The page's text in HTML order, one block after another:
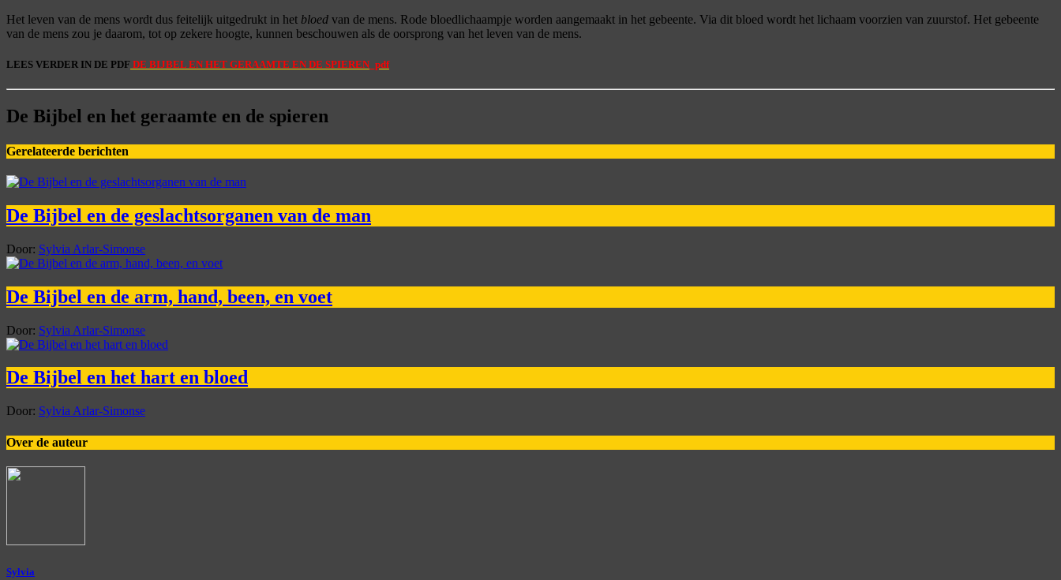
Het leven van de mens wordt dus feitelijk uitgedrukt in het bloed van de mens. Rode bloedlichaampje worden aangemaakt in het gebeente. Via dit bloed wordt het lichaam voorzien van zuurstof. Het gebeente
van de mens zou je daarom, tot op zekere hoogte, kunnen beschouwen als de oorsprong van het leven van de mens.
LEES VERDER IN DE PDF DE BIJBEL EN HET GERAAMTE EN DE SPIEREN_pdf
De Bijbel en het geraamte en de spieren
Gerelateerde berichten
De Bijbel en de geslachtsorganen van de man
Door: Sylvia Arlar-Simonse
De Bijbel en de arm, hand, been, en voet
Door: Sylvia Arlar-Simonse
De Bijbel en het hart en bloed
Door: Sylvia Arlar-Simonse
Over de auteur
Sylvia